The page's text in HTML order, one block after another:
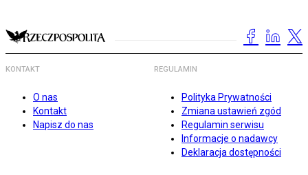
KONTAKT
O nas
Kontakt
Napisz do nas
REGULAMIN
Polityka Prywatności
Zmiana ustawień zgód
Regulamin serwisu
Informacje o nadawcy
Deklaracja dostępności